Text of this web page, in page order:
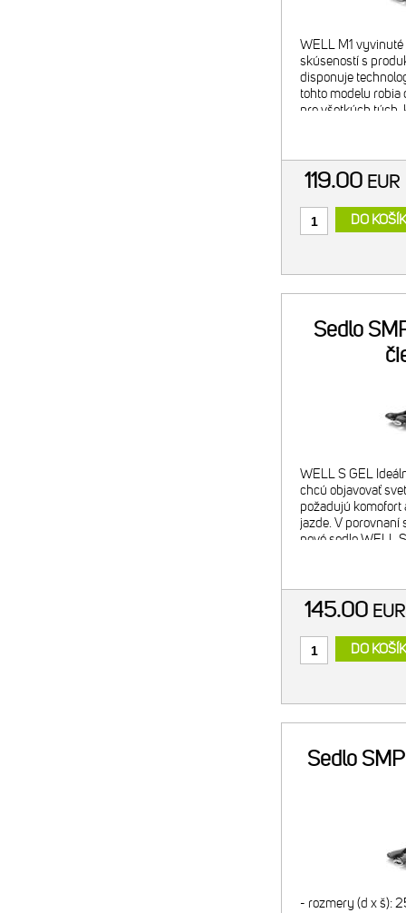
WELL M1 vyvinuté
skúseností s
disponuje
tohto modelu
pre všetkých tých,
119.00 EUR
DO
Sedlo
WELL S GEL
chcú objavovať
požadujú komofort
jazde. V porovnaní
nové sedlo WELL
145.00
DO
Sedlo
- rozmery (d x š):